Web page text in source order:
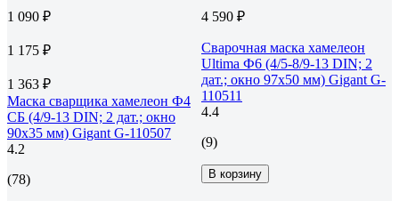
1 090 ₽
1 175 ₽
1 363 ₽
Маска сварщика хамелеон Ф4
СБ (4/9-13 DIN; 2 дат.; окно
90х35 мм) Gigant G-110507
4.2
(78)
4 590 ₽
Сварочная маска хамелеон
Ultima Ф6 (4/5-8/9-13 DIN; 2
дат.; окно 97х50 мм) Gigant G-
110511
4.4
(9)
В корзину